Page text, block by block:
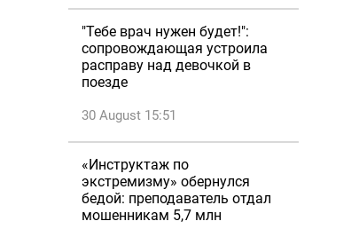
"Тебе врач нужен будет!":
сопровождающая устроила
расправу над девочкой в
поезде
30 August 15:51
«Инструктаж по
экстремизму» обернулся
бедой: преподаватель отдал
мошенникам 5,7 млн